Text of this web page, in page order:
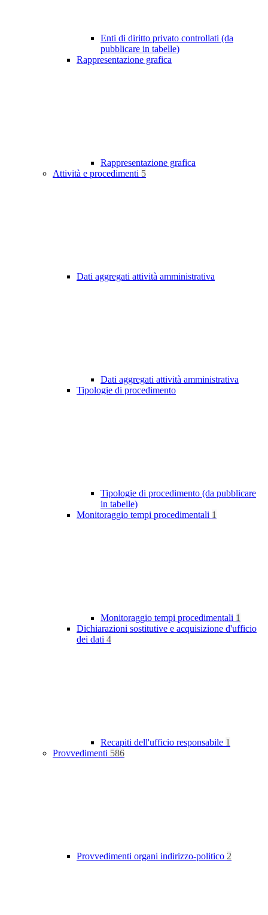
Enti di diritto privato controllati (da
pubblicare in tabelle)
Rappresentazione grafica
Rappresentazione grafica
Attività e procedimenti 5
Dati aggregati attività amministrativa
Dati aggregati attività amministrativa
Tipologie di procedimento
Tipologie di procedimento (da pubblicare
in tabelle)
Monitoraggio tempi procedimentali 1
Monitoraggio tempi procedimentali 1
Dichiarazioni sostitutive e acquisizione d'ufficio
dei dati 4
Recapiti dell'ufficio responsabile 1
Provvedimenti 586
Provvedimenti organi indirizzo-politico 2